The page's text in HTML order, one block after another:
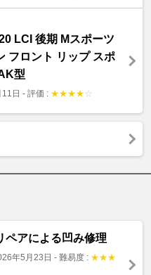
LCI 後期 Mスポーツ
フロント リップ スポ
型
日 - 評価 : ★★★★ ☆
ペアによる凹み修理
年5月23日 - 難易度 : ★★★